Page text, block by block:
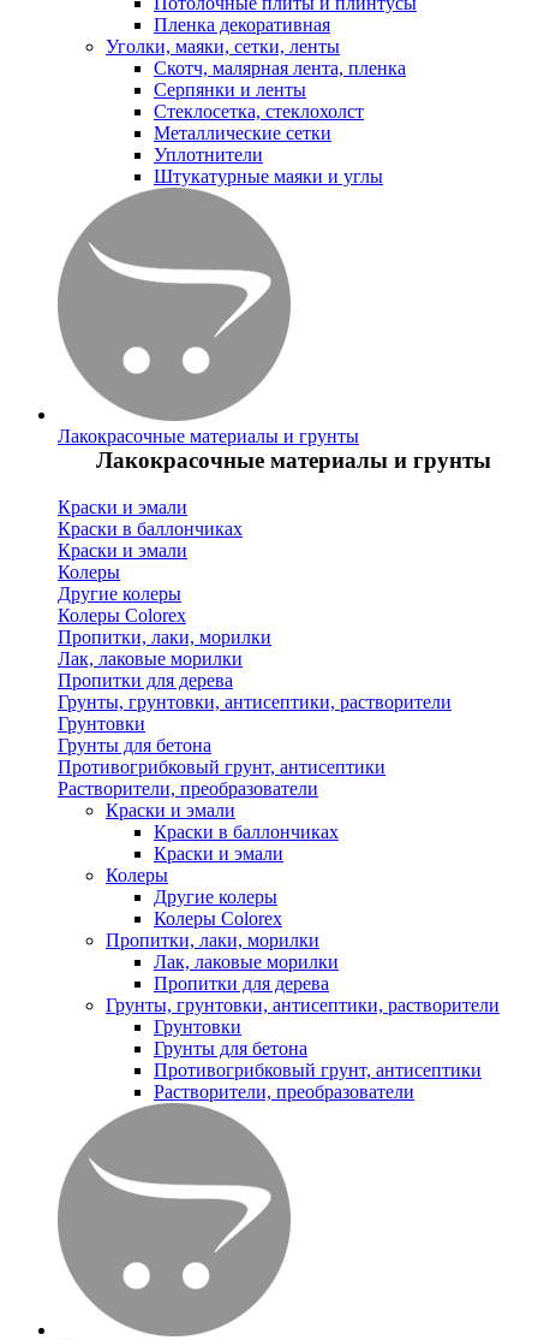
Пленка декоративная
Уголки, маяки, сетки, ленты
Скотч, малярная лента, пленка
Серпянки и ленты
Стеклосетка, стеклохолст
Металлические сетки
Уплотнители
Штукатурные маяки и углы
Лакокрасочные материалы и грунты
Лакокрасочные материалы и грунты
Краски и эмали
Краски в баллончиках
Краски и эмали
Колеры
Другие колеры
Колеры Colorex
Пропитки, лаки, морилки
Лак, лаковые морилки
Пропитки для дерева
Грунты, грунтовки, антисептики, растворители
Грунтовки
Грунты для бетона
Противогрибковый грунт, антисептики
Растворители, преобразователи
Краски и эмали
Краски в баллончиках
Краски и эмали
Колеры
Другие колеры
Колеры Colorex
Пропитки, лаки, морилки
Лак, лаковые морилки
Пропитки для дерева
Грунты, грунтовки, антисептики, растворители
Грунтовки
Грунты для бетона
Противогрибковый грунт, антисептики
Растворители, преобразователи